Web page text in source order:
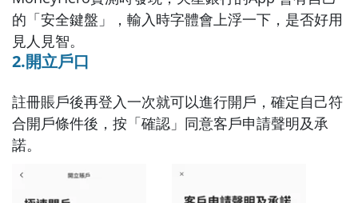
的「安全鍵盤」，輸入時字體會上浮一下，是否好用
見人見智。
2.開立戶口
註冊賬戶後再登入一次就可以進行開戶，確定自己符
合開戶條件後，按「確認」同意客戶申請聲明及承
諾。